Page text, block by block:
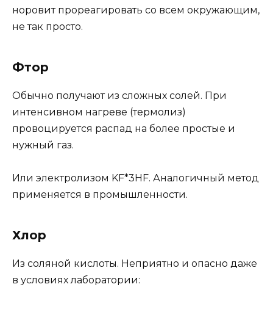
норовит прореагировать со всем окружающим,
не так просто.
Фтор
Обычно получают из сложных солей. При
интенсивном нагреве (термолиз)
провоцируется распад на более простые и
нужный газ.
Или электролизом KF*3HF. Аналогичный метод
применяется в промышленности.
Хлор
Из соляной кислоты. Неприятно и опасно даже
в условиях лаборатории: